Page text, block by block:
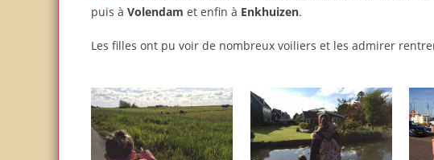
puis à Volendam et enfin à Enkhuizen.
Les filles ont pu voir de nombreux voiliers et les admirer